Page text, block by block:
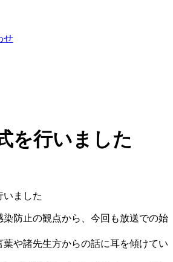
せ
を行いました
いました
染防止の観点から、今回も放送での始
や諸先生方からの話に耳を傾けてい